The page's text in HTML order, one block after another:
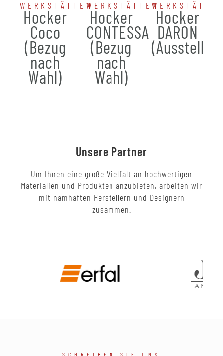
WERKSTÄTTEN
Hocker
Coco
(Bezug
nach
Wahl)
WERKSTÄTTEN
Hocker
CONTESSA
(Bezug
nach
Wahl)
Hocker
DARON
Unsere Partner
Um Ihnen eine große Vielfalt an hochwertigen
Materialien und Produkten anzubieten, arbeiten wir
mit namhaften Herstellern und Designern
zusammen.
SCHREIBEN SIE UNS